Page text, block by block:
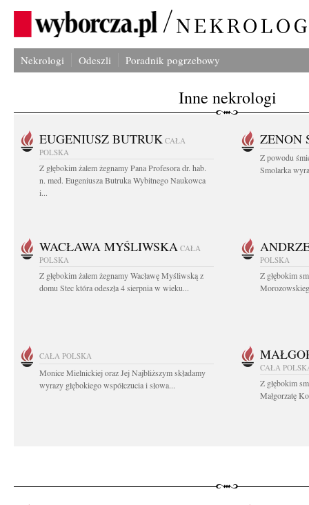
Nekrologi Odeszli Poradnik pogrzebowy
Inne nekrologi
EUGENIUSZ BUTRUK CAŁA
POLSKA
Z głębokim żalem żegnamy Pana Profesora dr. hab.
n. med. Eugeniusza Butruka Wybitnego Naukowca
i...
ZENON
Z powodu
Smolarka
WACŁAWA MYŚLIWSKA CAŁA
POLSKA
Z głębokim żalem żegnamy Wacławę Myśliwską z
domu Stec która odeszła 4 sierpnia w wieku...
POLSKA
Z głębokim
CAŁA POLSKA
Monice Mielnickiej oraz Jej Najbliższym składamy
wyrazy głębokiego współczucia i słowa...
CAŁA
Z głębokim
Małgorzatę